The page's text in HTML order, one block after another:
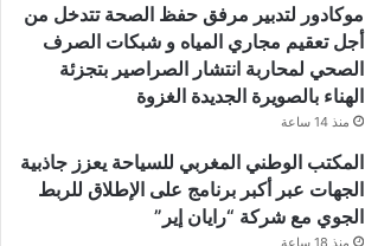
موكادور لتدبير مرفق حفظ الصحة تتدخل من
أجل تعقيم مجاري المياه و شبكات الصرف
الصحي لمحاربة انتشار الصراصير بتجزئة
الهناء بالصويرة الجديدة الغزوة
منذ 14 ساعة
المكتب الوطني المغربي للسياحة يعزز جاذبية
الجهات عبر أكبر برنامج على الإطلاق للربط
الجوي مع شركة “رايان إير”
منذ 18 ساعة